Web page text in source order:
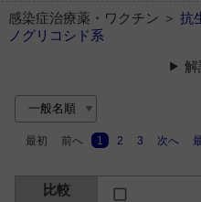
感染症治療薬・ワクチン ＞ 抗
ノグリコシド系
解
最初 前へ 1 2 3 次へ